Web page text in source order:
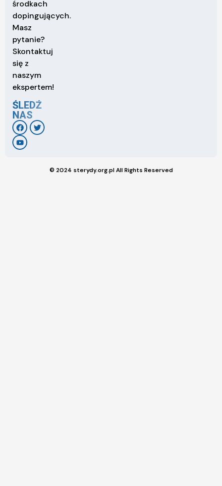
środkach
dopingujących.
Masz
pytanie?
Skontaktuj
się z
naszym
ekspertem!
ŚLEDŹ
NAS
© 2024 sterydy.org.pl All Rights Reserved